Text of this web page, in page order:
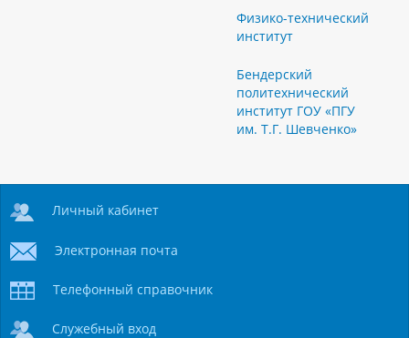
Физико-технический
институт
Бендерский
политехнический
институт ГОУ «ПГУ
им. Т.Г. Шевченко»
Личный кабинет
Электронная почта
Телефонный справочник
Служебный вход